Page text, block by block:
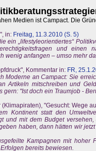
Medien ist Campact. Die
in: Freitag, 11.3.2010 (S. 5)
ein „lifestyleorientiertes“
und einen
wenig anfangen – umso mehr
Kommentar in: FR,
Moderne an Campact: Sie
Artikeln mitschreiben und
gern: "Ist doch ein Traumjob -
"Gesucht: Wege
Kontinent statt den
und mit dem Budget
haben, dann hätten wir
Kampagnen mit hoher
bereits bewiesen.